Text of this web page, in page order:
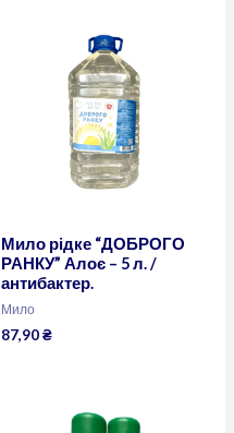
Мило рідке “ДОБРОГО
РАНКУ” Алоє – 5 л. /
антибактер.
Мило
87,90₴